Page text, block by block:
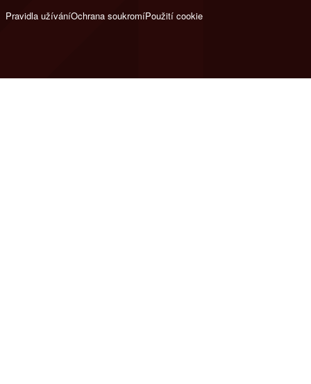
Pravidla užíváníOchrana soukromíPoužití cookie